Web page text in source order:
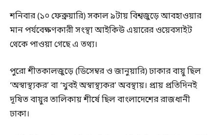
শনিবার (১০ ফেব্রুয়ারি) সকাল ৯টায় বিশ্বজুড়ে আবহাওয়ার
মান পর্যবেক্ষণকারী সংস্থা আইকিউ এয়ারের ওয়েবসাইট
থেকে পাওয়া গেছে এ তথ্য।
পুরো শীতকালজুড়ে (ডিসেম্বর ও জানুয়ারি) ঢাকার বায়ু ছিল
‘অস্বাস্থ্যকর’ বা ‘খুবই অস্বাস্থ্যকর’ অবস্থায়। প্রায় প্রতিদিনই
দূষিত বায়ুর তালিকায় শীর্ষে ছিল বাংলাদেশের রাজধানী
ঢাকা।